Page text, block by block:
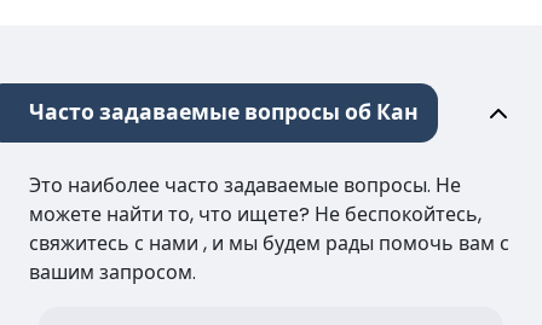
Часто задаваемые вопросы об Кан
Это наиболее часто задаваемые вопросы. Не
можете найти то, что ищете? Не беспокойтесь,
свяжитесь с нами , и мы будем рады помочь вам с
вашим запросом.